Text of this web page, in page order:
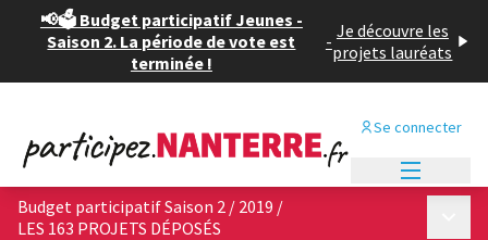
📢🗳️ Budget participatif Jeunes -
Saison 2. La période de vote est
terminée !
- Je découvre les
projets lauréats
Se connecter
Budget participatif Saison 2 / 2019 /
LES 163 PROJETS DÉPOSÉS